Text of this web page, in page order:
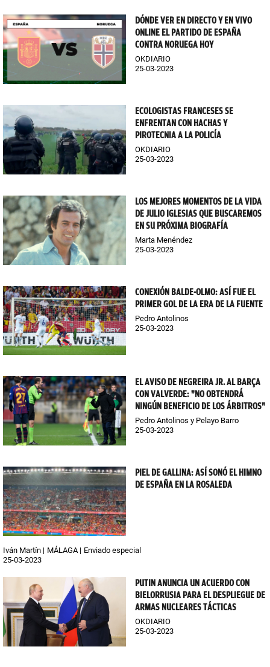
DÓNDE VER EN DIRECTO Y EN VIVO
ONLINE EL PARTIDO DE ESPAÑA
CONTRA NORUEGA HOY
OKDIARIO
25-03-2023
ECOLOGISTAS FRANCESES SE
ENFRENTAN CON HACHAS Y
PIROTECNIA A LA POLICÍA
OKDIARIO
25-03-2023
LOS MEJORES MOMENTOS DE LA VIDA
DE JULIO IGLESIAS QUE BUSCAREMOS
EN SU PRÓXIMA BIOGRAFÍA
Marta Menéndez
25-03-2023
CONEXIÓN BALDE-OLMO: ASÍ FUE EL
PRIMER GOL DE LA ERA DE LA FUENTE
Pedro Antolinos
25-03-2023
EL AVISO DE NEGREIRA JR. AL BARÇA
CON VALVERDE: "NO OBTENDRÁ
NINGÚN BENEFICIO DE LOS ÁRBITROS"
Pedro Antolinos y Pelayo Barro
25-03-2023
PIEL DE GALLINA: ASÍ SONÓ EL HIMNO
DE ESPAÑA EN LA ROSALEDA
Iván Martín MÁLAGA
Enviado especial
25-03-2023
PUTIN ANUNCIA UN ACUERDO CON
BIELORRUSIA PARA EL DESPLIEGUE DE
ARMAS NUCLEARES TÁCTICAS
OKDIARIO
25-03-2023